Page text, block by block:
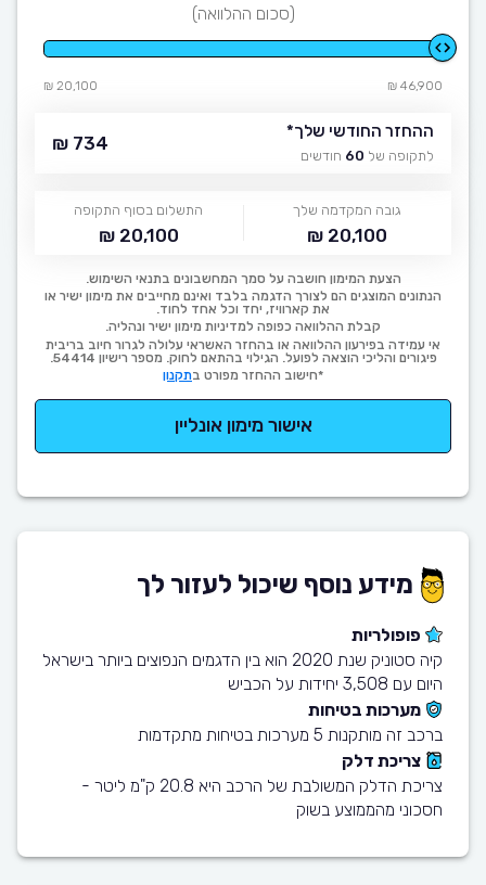
(סכום ההלוואה)
46,900 ₪
20,100 ₪
ההחזר החודשי שלך*
לתקופה של 60 חודשים
734 ₪
גובה המקדמה שלך
20,100 ₪
התשלום בסוף התקופה
20,100 ₪
הצעת המימון חושבה על סמך המחשבונים בתנאי השימוש.
הנתונים המוצגים הם לצורך הדגמה בלבד ואינם מחייבים את מימון ישיר או
את קארוויז, יחד וכל אחד לחוד.
קבלת ההלוואה כפופה למדיניות מימון ישיר ונהליה.
אי עמידה בפירעון ההלוואה או בהחזר האשראי עלולה לגרור חיוב בריבית
פיגורים והליכי הוצאה לפועל. הגילוי בהתאם לחוק. מספר רישיון 54414.
*חישוב ההחזר מפורט בתקנון
אישור מימון אונליין
מידע נוסף שיכול לעזור לך
פופולריות
קיה סטוניק שנת 2020 הוא בין הדגמים הנפוצים ביותר בישראל
היום עם 3,508 יחידות על הכביש
מערכות בטיחות
ברכב זה מותקנות 5 מערכות בטיחות מתקדמות
צריכת דלק
צריכת הדלק המשולבת של הרכב היא 20.8 ק"מ ליטר -
חסכוני מהממוצע בשוק